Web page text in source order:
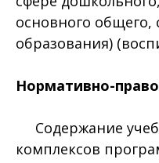
основного общего,
образования)
Нормативно-
Содержание
комплексов